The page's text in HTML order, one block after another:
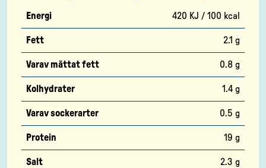
Energi 420 KJ / 100 kcal
Fett 2.1 g
Varav mättat fett 0.8 g
Kolhydrater 1.4 g
Varav sockerarter 0.5 g
Protein 19 g
Salt 2.3 g